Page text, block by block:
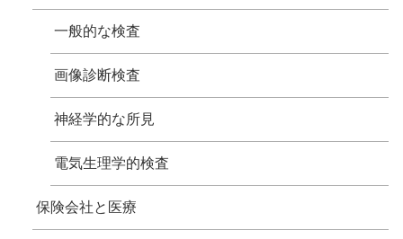
一般的な検査
画像診断検査
神経学的な所見
電気生理学的検査
保険会社と医療